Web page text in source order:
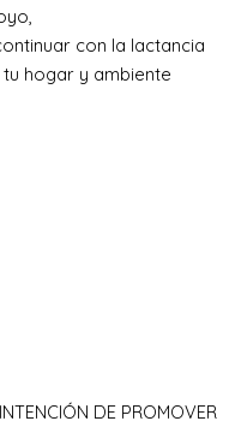
con la lactancia
hogar y ambiente
DE PROMOVER